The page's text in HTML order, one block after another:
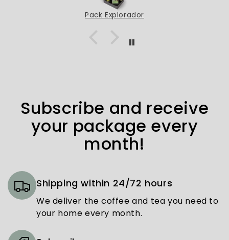
Pack Explorador
Subscribe and receive
your package every
month!
Shipping within 24/72 hours
We deliver the coffee and tea you need to
your home every month.